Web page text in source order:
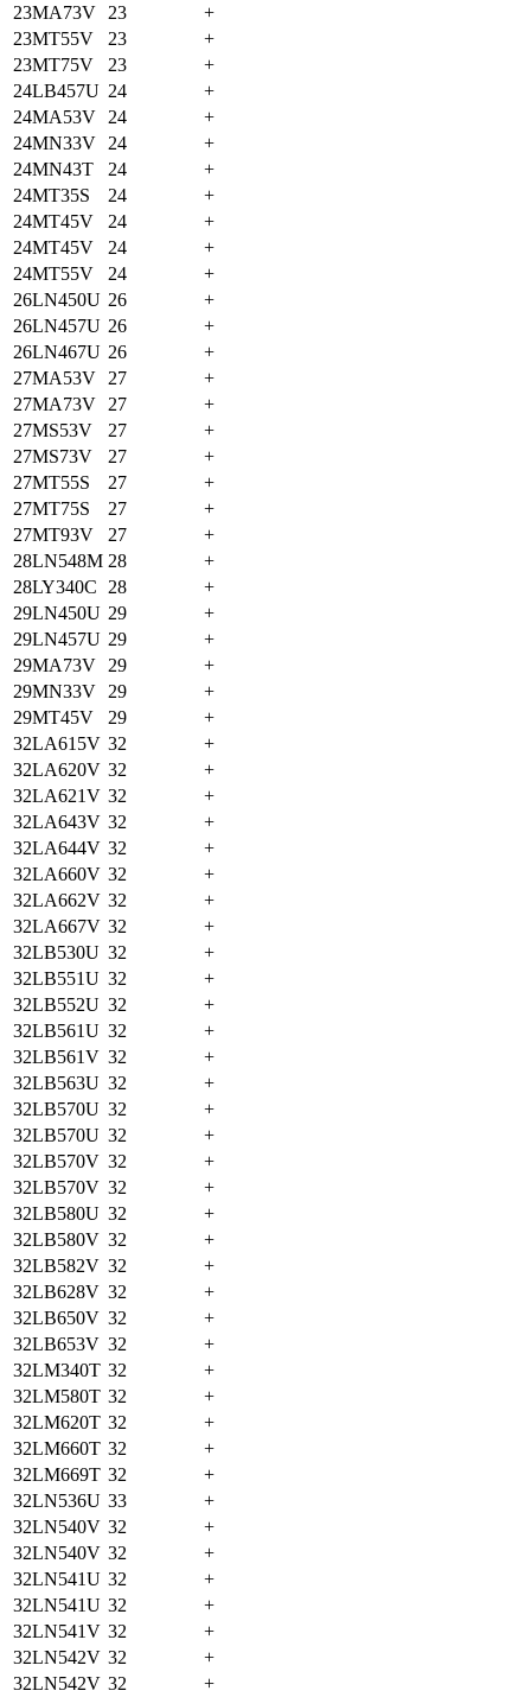
23MA73V
23
+
23MT55V
23
+
23MT75V
23
+
24LB457U 24
+
24MA53V
24
+
24MN33V
24
+
24MN43T
24
+
24MT35S
24
+
24MT45V
24
+
24MT45V
24
+
24MT55V
24
+
26LN450U 26
+
26LN457U 26
+
26LN467U 26
+
27MA53V
27
+
27MA73V
27
+
27MS53V
27
+
27MS73V
27
+
27MT55S
27
+
27MT75S
27
+
27MT93V
27
+
28LN548M 28
+
28LY340C
28
+
29LN450U 29
+
29LN457U 29
+
29MA73V
29
+
29MN33V
29
+
29MT45V
29
+
32LA615V 32
+
32LA620V 32
+
32LA621V 32
+
32LA643V 32
+
32LA644V 32
+
32LA660V 32
+
32LA662V 32
+
32LA667V 32
+
32LB530U 32
+
32LB551U 32
+
32LB552U 32
+
32LB561U 32
+
32LB561V 32
+
32LB563U 32
+
32LB570U 32
+
32LB570U 32
+
32LB570V 32
+
32LB570V 32
+
32LB580U 32
+
32LB580V 32
+
32LB582V 32
+
32LB628V 32
+
32LB650V 32
+
32LB653V 32
+
32LM340T 32
+
32LM580T 32
+
32LM620T 32
+
32LM660T 32
+
32LM669T 32
+
32LN536U 33
+
32LN540V 32
+
32LN540V 32
+
32LN541U 32
+
32LN541U 32
+
32LN541V 32
+
32LN542V 32
+
32LN542V 32
+